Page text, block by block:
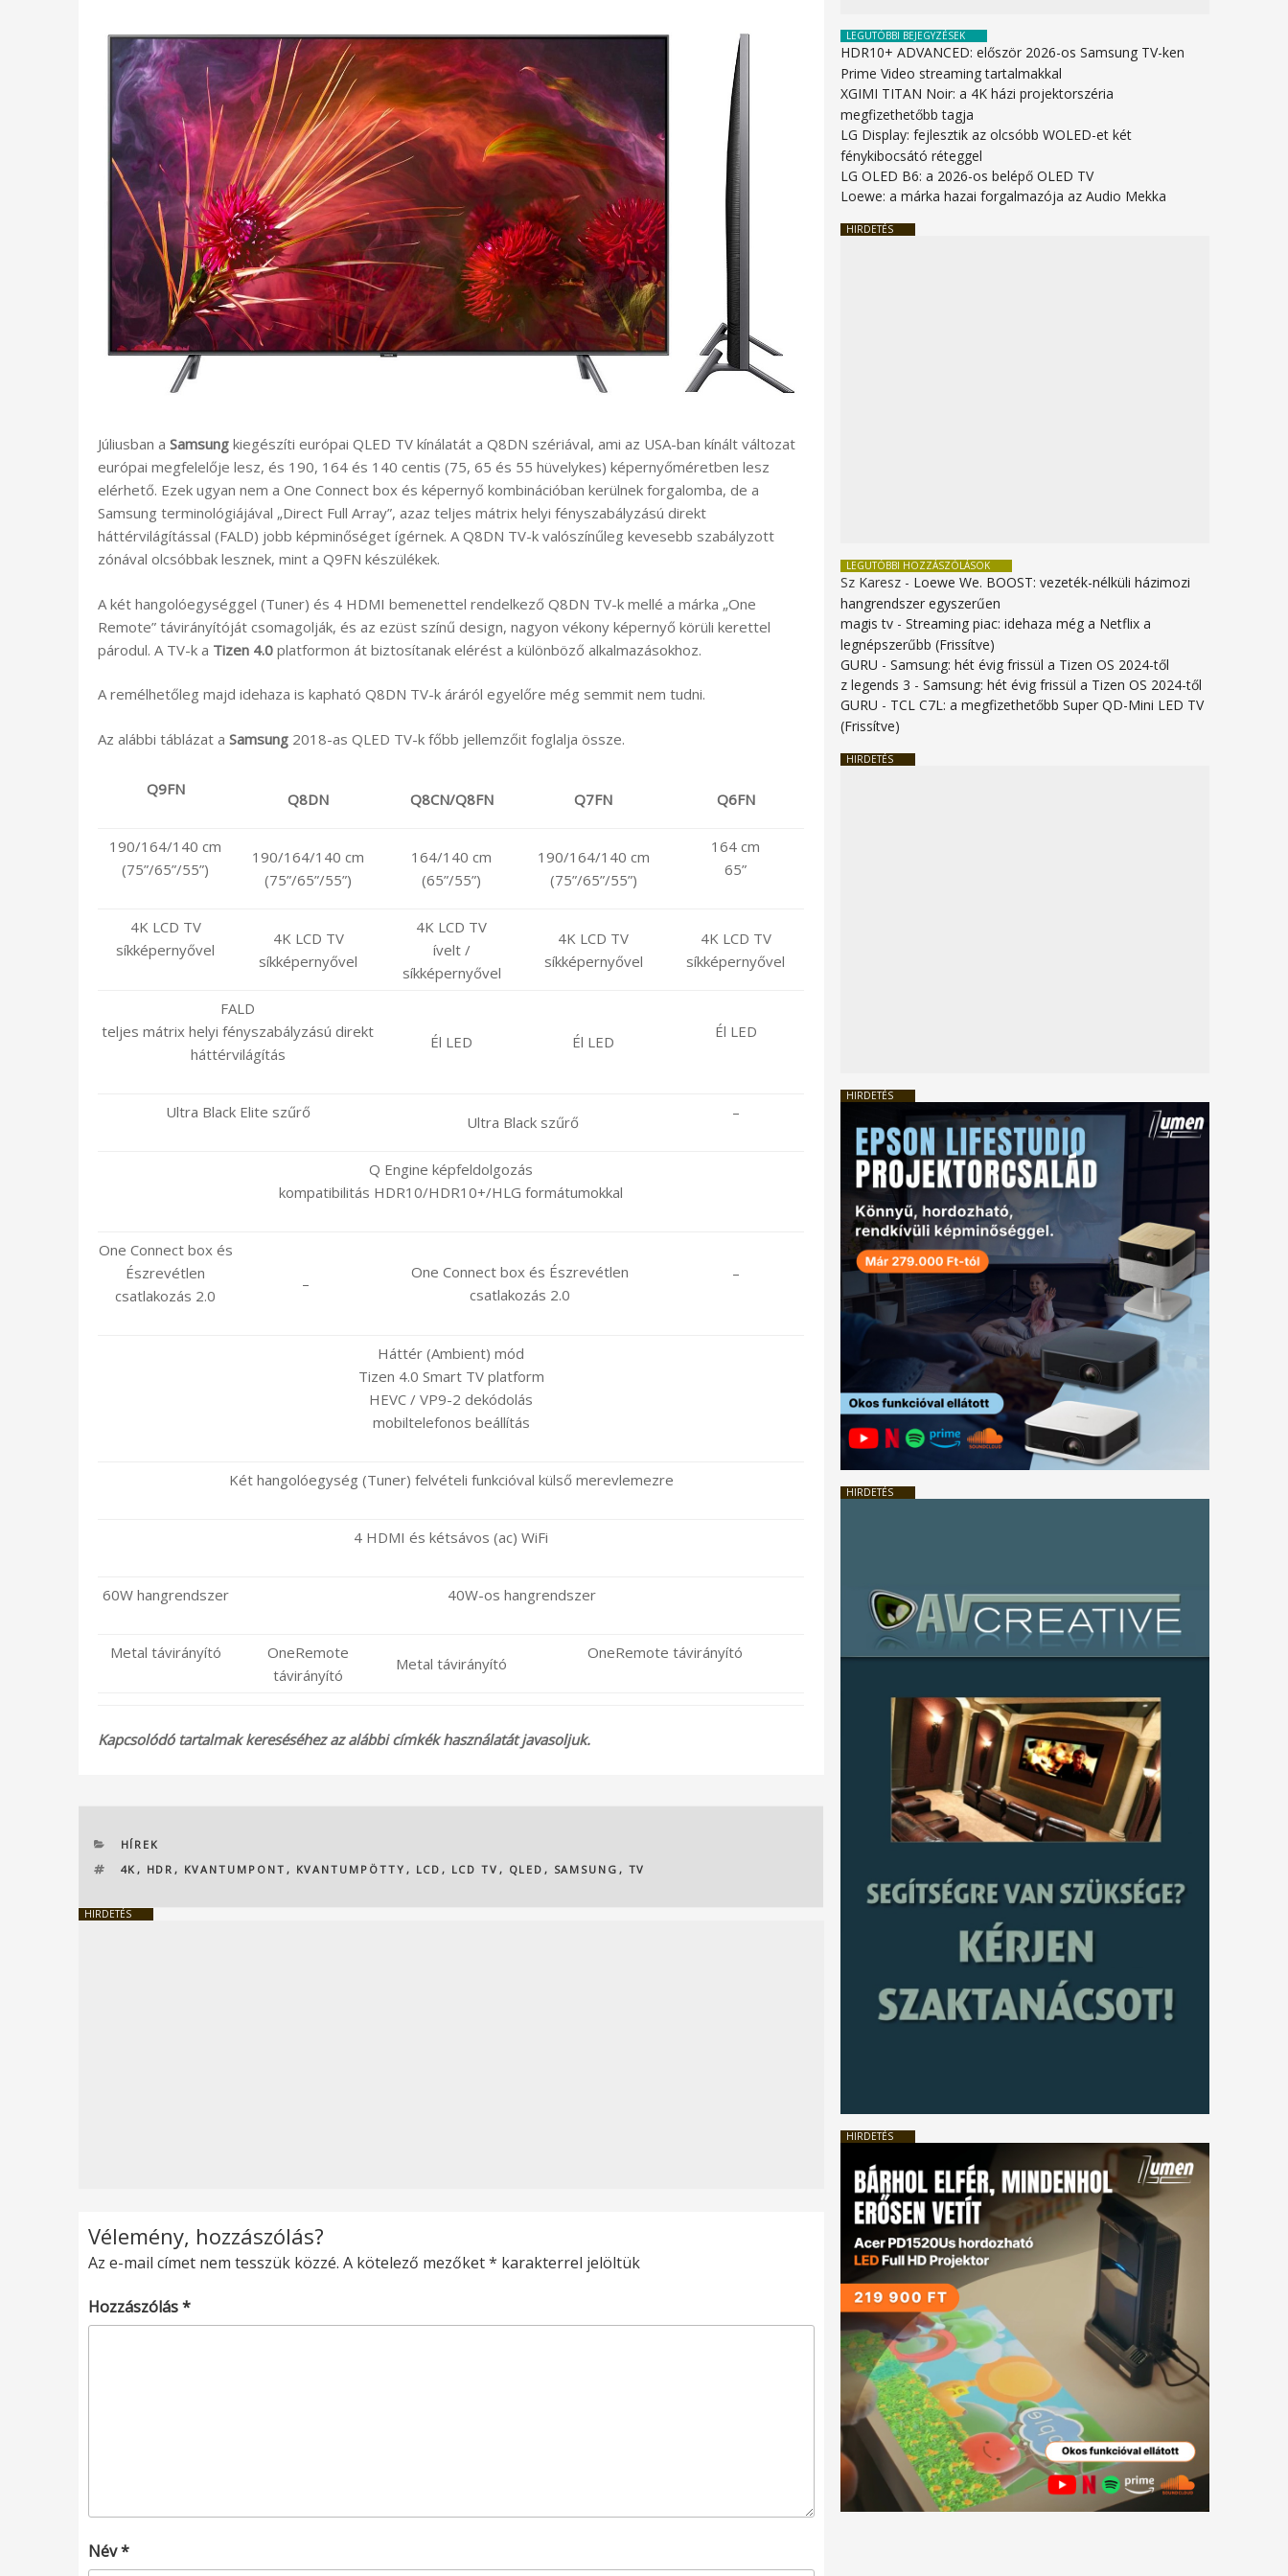
Júliusban a Samsung kiegészíti európai QLED TV kínálatát a Q8DN szériával, ami az USA-ban kínált változat
európai megfelelője lesz, és 190, 164 és 140 centis (75, 65 és 55 hüvelykes) képernyőméretben lesz
elérhető. Ezek ugyan nem a One Connect box és képernyő kombinációban kerülnek forgalomba, de a
Samsung terminológiájával „Direct Full Array”, azaz teljes mátrix helyi fényszabályzású direkt
háttérvilágítással (FALD) jobb képminőséget ígérnek. A Q8DN TV-k valószínűleg kevesebb szabályzott
zónával olcsóbbak lesznek, mint a Q9FN készülékek.
A két hangolóegységgel (Tuner) és 4 HDMI bemenettel rendelkező Q8DN TV-k mellé a márka „One
Remote” távirányítóját csomagolják, és az ezüst színű design, nagyon vékony képernyő körüli kerettel
párodul. A TV-k a Tizen 4.0 platformon át biztosítanak elérést a különböző alkalmazásokhoz.
A remélhetőleg majd idehaza is kapható Q8DN TV-k áráról egyelőre még semmit nem tudni.
Az alábbi táblázat a Samsung 2018-as QLED TV-k főbb jellemzőit foglalja össze.
Q9FN
Q8DN Q8CN/Q8FN Q7FN Q6FN
190/164/140 cm
(75”/65”/55”)
190/164/140 cm
(75”/65”/55”)
164/140 cm
(65”/55”)
190/164/140 cm
(75”/65”/55”)
164 cm
65”
4K LCD TV
síkképernyővel
4K LCD TV
síkképernyővel
4K LCD TV
ívelt /
síkképernyővel
4K LCD TV
síkképernyővel
4K LCD TV
síkképernyővel
FALD
teljes mátrix helyi fényszabályzású direkt
háttérvilágítás
Él LED Él LED
Él LED
Ultra Black Elite szűrő
Ultra Black szűrő
–
Q Engine képfeldolgozás
kompatibilitás HDR10/HDR10+/HLG formátumokkal
One Connect box és
Észrevétlen
csatlakozás 2.0
–
One Connect box és Észrevétlen
csatlakozás 2.0
–
Háttér (Ambient) mód
Tizen 4.0 Smart TV platform
HEVC / VP9-2 dekódolás
mobiltelefonos beállítás
Két hangolóegység (Tuner) felvételi funkcióval külső merevlemezre
4 HDMI és kétsávos (ac) WiFi
60W hangrendszer 40W-os hangrendszer
Metal távirányító
OneRemote
távirányító
Metal távirányító
OneRemote távirányító
Kapcsolódó tartalmak kereséséhez az alábbi címkék használatát javasoljuk.
KATEGÓRIÁK
HÍREK
CÍMKÉK
4K , HDR , KVANTUMPONT , KVANTUMPÖTTY , LCD , LCD TV , QLED , SAMSUNG , TV
HIRDETÉS
Vélemény, hozzászólás?
Az e-mail címet nem tesszük közzé. A kötelező mezőket* karakterrel jelöltük
Hozzászólás*
Név*
LEGUTÓBBI BEJEGYZÉSEK
HDR10+ ADVANCED: először 2026-os Samsung TV-ken
Prime Video streaming tartalmakkal
XGIMI TITAN Noir: a 4K házi projektorszéria
megfizethetőbb tagja
LG Display: fejlesztik az olcsóbb WOLED-et két
fénykibocsátó réteggel
LG OLED B6: a 2026-os belépő OLED TV
Loewe: a márka hazai forgalmazója az Audio Mekka
HIRDETÉS
LEGUTÓBBI HOZZÁSZÓLÁSOK
Sz Karesz - Loewe We. BOOST: vezeték-nélküli házimozi
hangrendszer egyszerűen
magis tv -Streaming piac: idehaza még a Netflix a
legnépszerűbb (Frissítve)
GURU -Samsung: hét évig frissül a Tizen OS 2024-től
z legends 3 -Samsung: hét évig frissül a Tizen OS 2024-től
GURU - TCL C7L: a megfizethetőbb Super QD-Mini LED TV
(Frissítve)
HIRDETÉS
HIRDETÉS
HIRDETÉS
HIRDETÉS